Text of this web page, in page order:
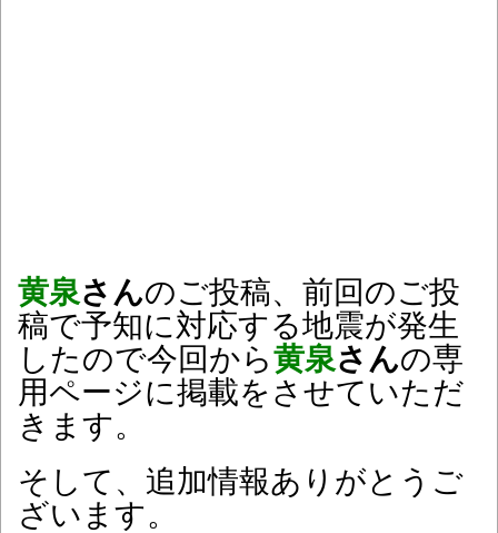
黄泉さんのご投稿、前回のご投
稿で予知に対応する地震が発生
したので今回から黄泉さんの専
用ページに掲載をさせていただ
きます。
そして、追加情報ありがとうご
ざいます。